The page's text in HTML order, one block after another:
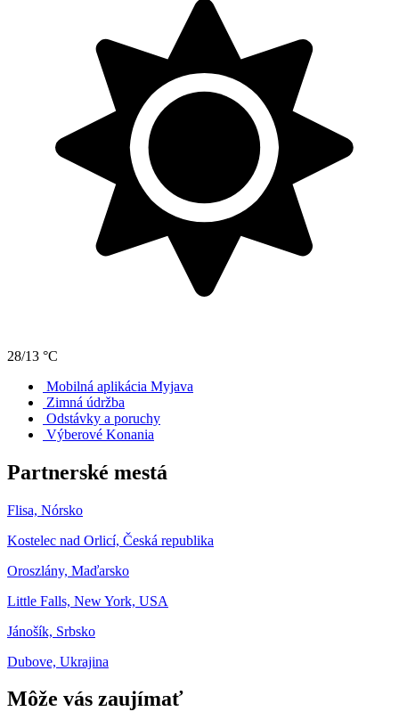
28/13 °C
Mobilná aplikácia Myjava
Zimná údržba
Odstávky a poruchy
Výberové Konania
Partnerské mestá
Flisa, Nórsko
Kostelec nad Orlicí, Česká republika
Oroszlány, Maďarsko
Little Falls, New York, USA
Jánošík, Srbsko
Dubove, Ukrajina
Môže vás zaujímať